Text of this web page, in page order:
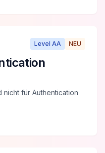
Level AA NEU
nicht für Authentication